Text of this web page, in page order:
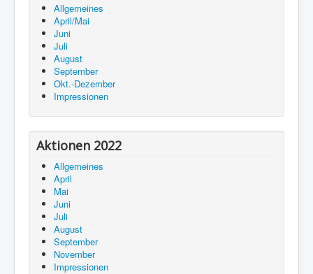
Allgemeines
April/Mai
Juni
Juli
August
September
Okt.-Dezember
Impressionen
Aktionen 2022
Allgemeines
April
Mai
Juni
Juli
August
September
November
Impressionen